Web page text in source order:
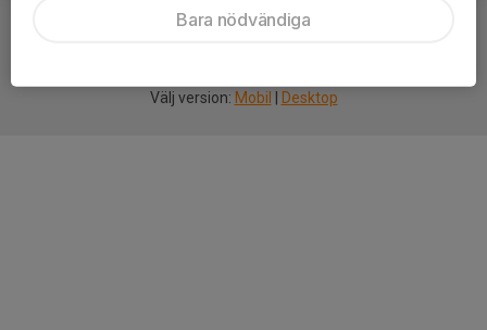
Välj version: Mobil Desktop
Bara nödvändiga